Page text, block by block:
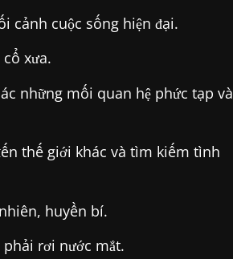
cảnh cuộc sống hiện đại.
xưa.
những mối quan hệ phức tạp và
thế giới khác và tìm kiếm tình
huyền bí.
rơi nước mắt.